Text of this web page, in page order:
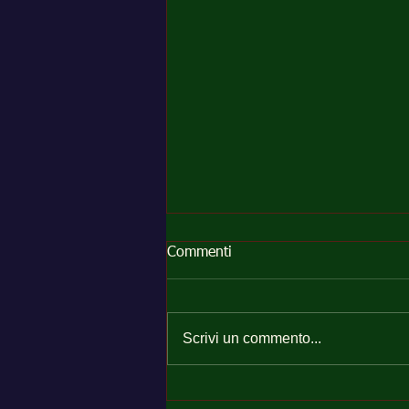
Commenti
Scrivi un commento...